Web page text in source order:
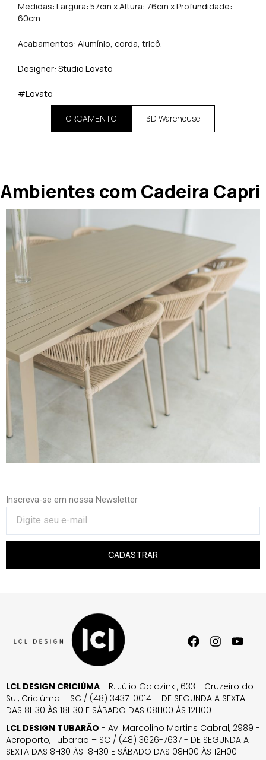
Medidas: Largura: 57cm x Altura: 76cm x Profundidade:
60cm
Acabamentos: Alumínio, corda, tricô.
Designer: Studio Lovato
#Lovato
ORÇAMENTO 3D Warehouse
Ambientes com Cadeira Capri
Inscreva-se em nossa Newsletter
CADASTRAR
LCL DESIGN CRICIÚMA - R. Júlio Gaidzinki, 633 - Cruzeiro do
Sul, Criciúma – SC / (48) 3437-0014 – DE SEGUNDA A SEXTA
DAS 8H30 ÀS 18H30 E SÁBADO DAS 08H00 ÀS 12H00
LCL DESIGN TUBARÃO - Av. Marcolino Martins Cabral, 2989 -
Aeroporto, Tubarão – SC / (48) 3626-7637 - DE SEGUNDA A
SEXTA DAS 8H30 ÀS 18H30 E SÁBADO DAS 08H00 ÀS 12H00